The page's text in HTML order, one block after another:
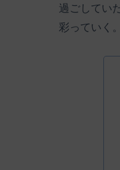
過ごしてい
彩っていく。